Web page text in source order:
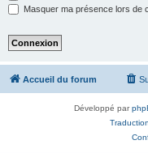
Masquer ma présence lors de
Accueil du forum
Développé par